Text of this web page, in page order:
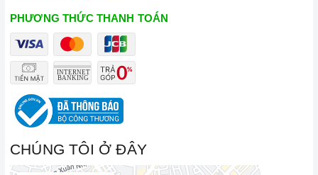
PHƯƠNG THỨC THANH TOÁN
CHÚNG TÔI Ở ĐÂY